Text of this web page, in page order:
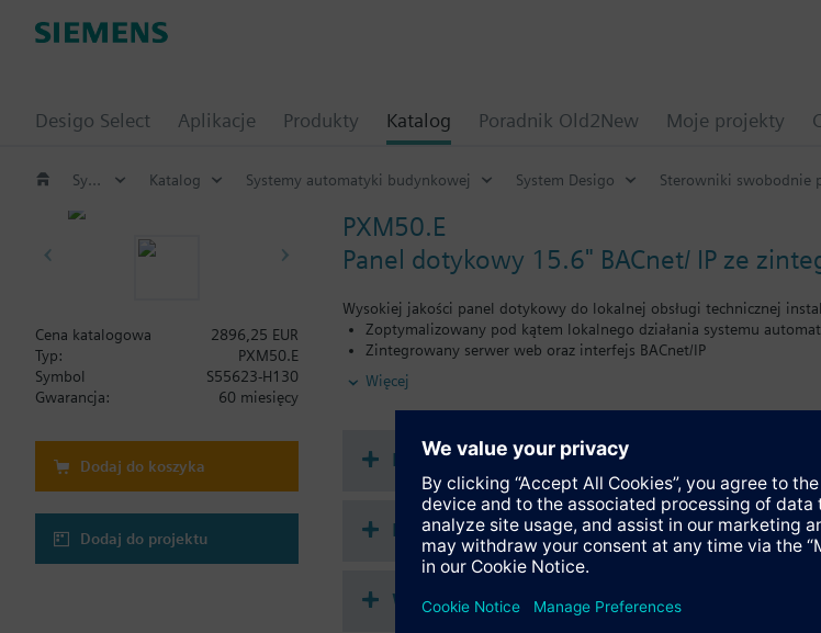
Desigo Select Aplikacje Produkty Katalog Poradnik Old2New Moje projekty
Systemy automatyki budynkowej Katalog Systemy automatyki budynkowej System Desigo Sterowniki swobodnie
PXM50.E
Panel dotykowy 15.6" BACnet/ IP ze
Wysokiej jakości panel dotykowy do lokalnej obsługi technicznej
Zoptymalizowany pod kątem lokalnego działania systemu
Zintegrowany serwer web oraz interfejs BACnet/IP
Ogólne operacje i monitorowanie funkcji instalacji (alarmy,
Uruchomienie w oparciu o narzędzie ABT Site
Uruchomienie on-line bez wykorzystania dodatkowych narzędzi
Montaż ścienny z ramkami montażowymi (zamawiane osobno)
15.6-calowy, pojemnościowy wyświetlacz dotykowy (poziomy)
LED do wyświetlania alarmów na nieaktywnym ekranie
Napięcie robocze 24 V AC lub 24 V DC
Więcej
Cena katalogowa
2896,25 EUR
Typ:
PXM50.E
Symbol
S55623-H130
Gwarancja:
60 miesięcy
Dodaj do koszyka
Dodaj do projektu
Dokumenty
Podsumowanie techniczne
Wybór elementu wyposażenia dodatkowego